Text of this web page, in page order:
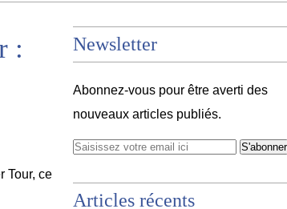
:
Tour, ce
Newsletter
Abonnez-vous pour être averti des
nouveaux articles publiés.
Articles récents